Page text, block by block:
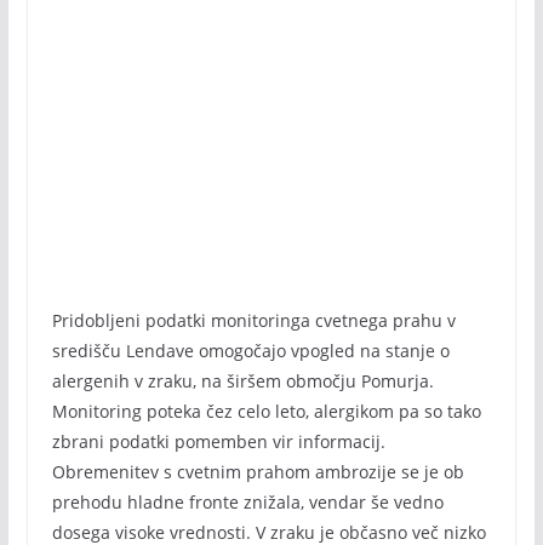
Pridobljeni podatki monitoringa cvetnega prahu v
središču Lendave omogočajo vpogled na stanje o
alergenih v zraku, na širšem območju Pomurja.
Monitoring poteka čez celo leto, alergikom pa so tako
zbrani podatki pomemben vir informacij.
Obremenitev s cvetnim prahom ambrozije se je ob
prehodu hladne fronte znižala, vendar še vedno
dosega visoke vrednosti. V zraku je občasno več nizko